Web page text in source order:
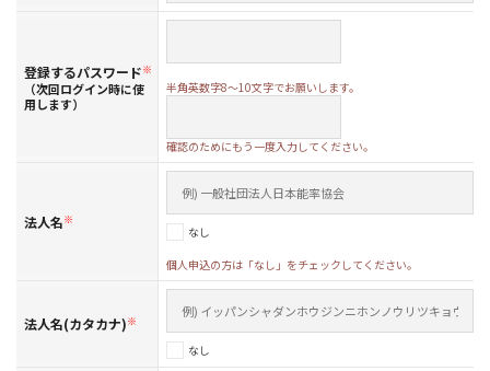
登録するパスワード※
（次回ログイン時に使
用します）
半角英数字8～10文字でお願いします。
確認のためにもう一度入力してください。
法人名※
なし
個人申込の方は「なし」をチェックしてください。
法人名(カタカナ)※
なし